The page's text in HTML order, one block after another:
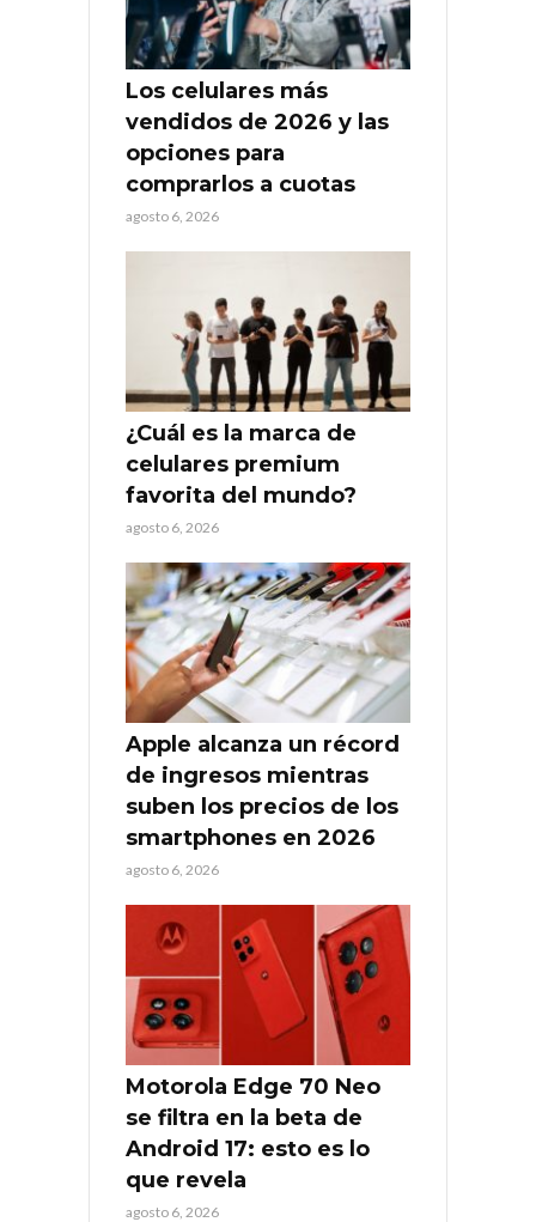
Los celulares más
vendidos de 2026 y las
opciones para
comprarlos a cuotas
agosto 6, 2026
¿Cuál es la marca de
celulares premium
favorita del mundo?
agosto 6, 2026
Apple alcanza un récord
de ingresos mientras
suben los precios de los
smartphones en 2026
agosto 6, 2026
Motorola Edge 70 Neo
se filtra en la beta de
Android 17: esto es lo
que revela
agosto 6, 2026